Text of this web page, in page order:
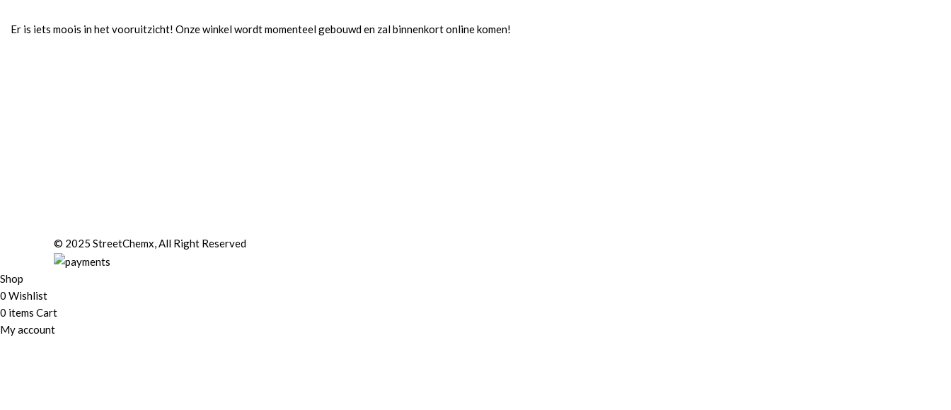
Er is iets moois in het vooruitzicht! Onze winkel wordt momenteel gebouwd en zal binnenkort online komen!
© 2025 StreetChemx, All Right Reserved
Shop
0 Wishlist
0 items Cart
My account